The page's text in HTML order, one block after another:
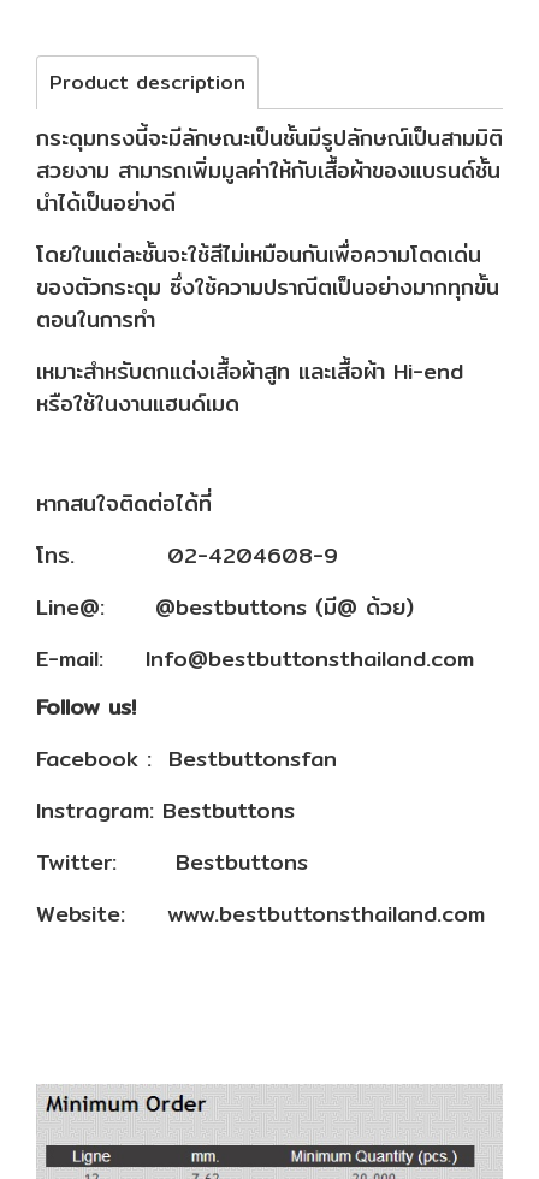
Product description
กระดุมทรงนี้จะมีลักษณะเป็นชั้นมีรูปลักษณ์เป็นสามมิติ
สวยงาม สามารถเพิ่มมูลค่าให้กับเสื้อผ้าของแบรนด์ชั้น
นำได้เป็นอย่างดี
โดยในแต่ละชั้นจะใช้สีไม่เหมือนกันเพื่อความโดดเด่น
ของตัวกระดุม ซึ่งใช้ความปราณีตเป็นอย่างมากทุกขั้น
ตอนในการทำ
เหมาะสำหรับตกแต่งเสื้อผ้าสูท และเสื้อผ้า Hi-end
หรือใช้ในงานแฮนด์เมด
หากสนใจติดต่อได้ที่
โทร. 02-4204608-9
Line@: @bestbuttons (มี@ ด้วย)
E-mail: Info@bestbuttonsthailand.com
Follow us!
Facebook : Bestbuttonsfan
Instragram: Bestbuttons
Twitter: Bestbuttons
Website: www.bestbuttonsthailand.com